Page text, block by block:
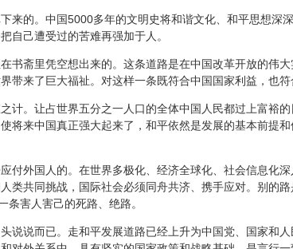
的。中国5000多年的文明史将和谐文化、和平思想深
自己遭受过的苦难再强加于人。
斋里凭空想出来的。这条道路是在中国改革开放的伟大
带来了巨大福祉。对这样一条既符合中国国家利益，也
。让占世界五分之一人口的全体中国人民都过上富裕
将来中国真正强大起来了，和平依然是发展的基本前提
外国人的。在世界多极化、经济全球化、社会信息化
类共同挑战，国际社会必须同舟共济、携手应对。别的
条害人害己的死路、绝路。
说而已。走和平发展道路已经上升为中国党、国家和